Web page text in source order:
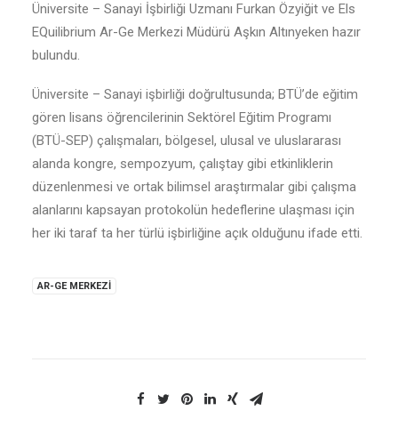
Üniversite – Sanayi İşbirliği Uzmanı Furkan Özyiğit ve Els
EQuilibrium Ar-Ge Merkezi Müdürü Aşkın Altınyeken hazır
bulundu.
Üniversite – Sanayi işbirliği doğrultusunda; BTÜ’de eğitim
gören lisans öğrencilerinin Sektörel Eğitim Programı
(BTÜ-SEP) çalışmaları, bölgesel, ulusal ve uluslararası
alanda kongre, sempozyum, çalıştay gibi etkinliklerin
düzenlenmesi ve ortak bilimsel araştırmalar gibi çalışma
alanlarını kapsayan protokolün hedeflerine ulaşması için
her iki taraf ta her türlü işbirliğine açık olduğunu ifade etti.
AR-GE MERKEZI